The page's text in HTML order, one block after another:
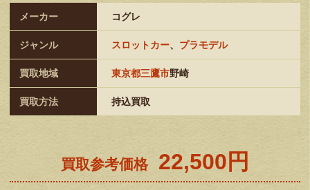
メーカー コグレ
ジャンル スロットカー、 プラモデル
買取地域 東京都三鷹市野崎
買取方法 持込買取
買取参考価格 22,500円